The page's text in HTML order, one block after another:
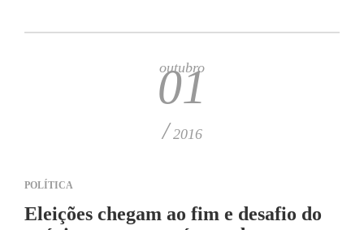
outubro
01
/ 2016
POLÍTICA
Eleições chegam ao fim e desafio do